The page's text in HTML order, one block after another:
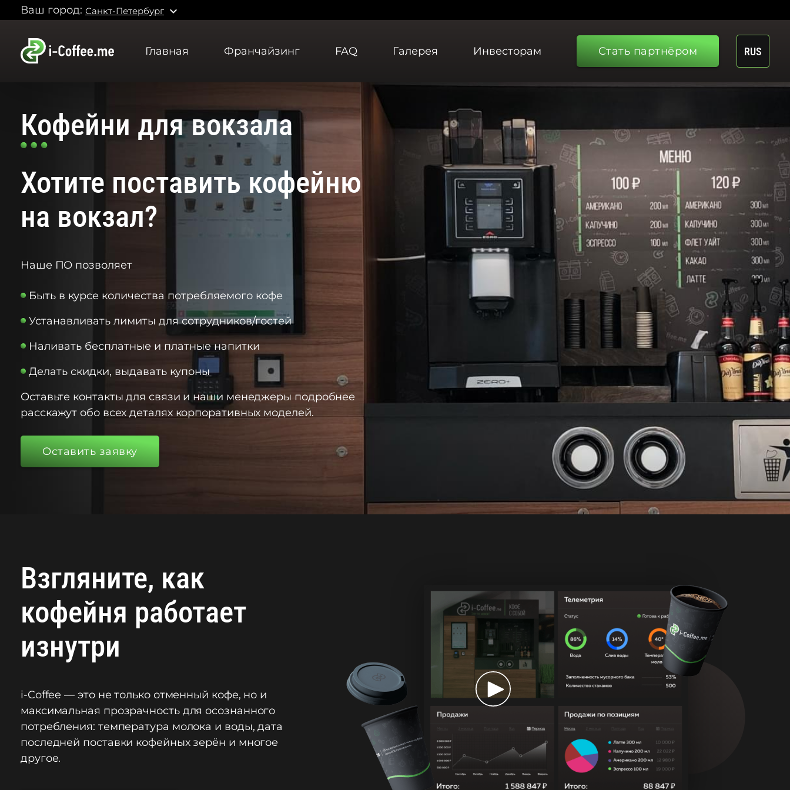
Ваш город: Санкт-Петербург expand_more
Главная Франчайзинг FAQ Галерея Инвесторам Стать партнёром RUS
Кофейни для вокзала
Хотите поставить кофейню
на вокзал?
Наше ПО позволяет
Быть в курсе количества потребляемого кофе
Устанавливать лимиты для сотрудников/гостей
Наливать бесплатные и платные напитки
Делать скидки, выдавать купоны
Оставьте контакты для связи и наши менеджеры подробнее
расскажут обо всех деталях корпоративных моделей.
Оставить заявку
Взгляните, как
кофейня работает
изнутри
i-Coffee — это не только отменный кофе, но и
максимальная прозрачность для осознанного
потребления: температура молока и воды, дата
последней поставки кофейных зерён и многое
другое.